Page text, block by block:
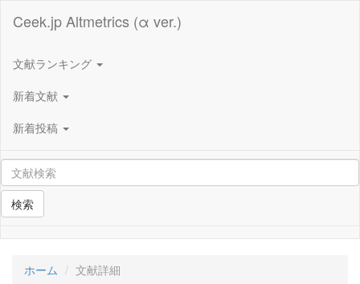
Ceek.jp Altmetrics (α ver.)
文献ランキング
新着文献
新着投稿
検索
ホーム 文献詳細